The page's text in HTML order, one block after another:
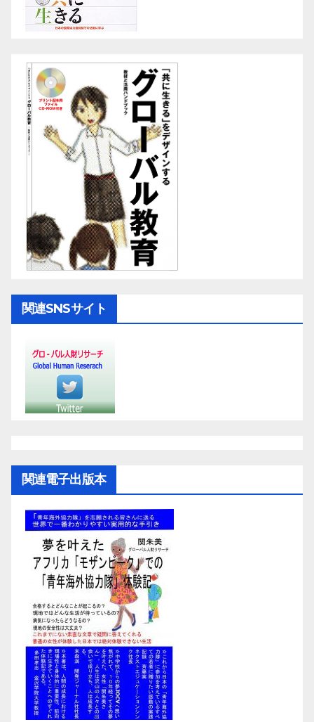
関連SNSサイト
関連電子出版本